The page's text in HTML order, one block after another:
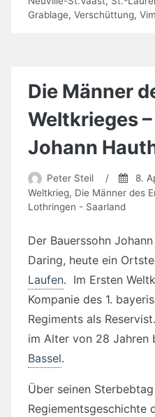
Grablage, Verschüttung,
Die Männer
Weltkrieges
Johann
Peter Steil / 8.
Weltkrieg, Die Männer des
Lothringen - Saarland
Der Bauerssohn
Daring, heute ein
Laufen. Im Ersten
Kompanie des 1.
Regiments als
im Alter von 28 Jahren
Bassel.
Über seinen
Regiementsgeschichte